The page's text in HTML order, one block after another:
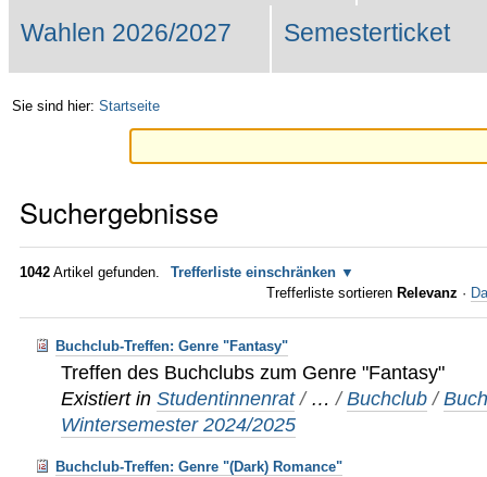
Wahlen 2026/2027 Semesterticket
Sie sind hier: Startseite
Suchergebnisse
1042 Artikel gefunden.
Trefferliste einschränken
Trefferliste sortieren Relevanz ·
Buchclub-Treffen: Genre "Fantasy"
Treffen des Buchclubs zum Genre "Fantasy"
Existiert in Studentinnenrat / …/Buchclub /
Wintersemester 2024/2025
Buchclub-Treffen: Genre "(Dark) Romance"